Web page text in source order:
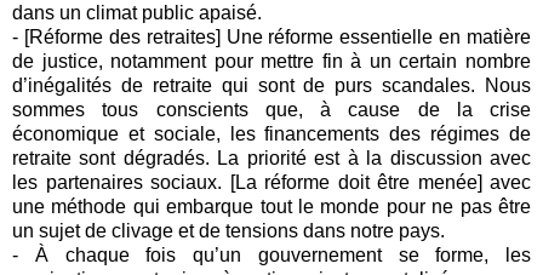
dans un climat public apaisé.
- [Réforme des retraites] Une réforme essentielle en matière
de justice, notamment pour mettre fin à un certain nombre
d’inégalités de retraite qui sont de purs scandales. Nous
sommes tous conscients que, à cause de la crise
économique et sociale, les financements des régimes de
retraite sont dégradés. La priorité est à la discussion avec
les partenaires sociaux. [La réforme doit être menée] avec
une méthode qui embarque tout le monde pour ne pas être
un sujet de clivage et de tensions dans notre pays.
- À chaque fois qu’un gouvernement se forme, les